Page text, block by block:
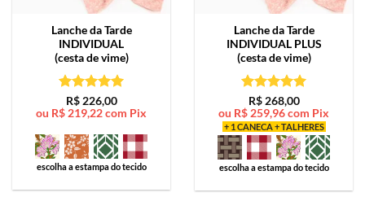
Lanche da Tarde
INDIVIDUAL
(cesta de vime)
Avaliação5
de 5
R$226,00
ou R$ 219,22com Pix
escolha a estampa do tecido
Lanche da Tarde
INDIVIDUAL PLUS
(cesta de vime)
Avaliação5
de 5
R$268,00
ou R$ 259,96com Pix
+ 1 CANECA + TALHERES
escolha a estampa do tecido